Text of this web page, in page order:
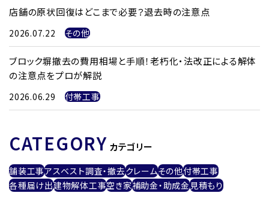
店舗の原状回復はどこまで必要？退去時の注意点
2026.07.22 その他
ブロック塀撤去の費用相場と手順！老朽化・法改正による解体
の注意点をプロが解説
2026.06.29 付帯工事
CATEGORY カテゴリー
舗装工事アスベスト調査・撤去クレームその他付帯工事
各種届け出建物解体工事空き家補助金・助成金見積もり